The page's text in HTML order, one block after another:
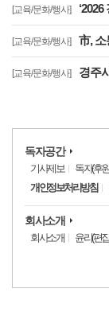
[교육/문화/행사]
[교육/문화/행사] 市, 소
[교육/문화/행사] 경주
독자공간
기사제보 독자(후
개인정보처리방침
회사소개
회사소개 윤리(편